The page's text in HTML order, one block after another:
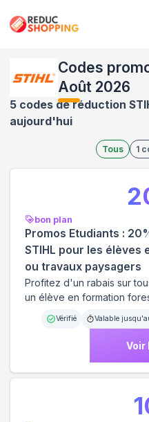
Codes
Août 2026
5 codes de réduction
aujourd'hui
Tous 1
bon plan
Promos Etudiants :
STIHL pour les
ou travaux paysagers
Profitez d'un rabais sur
un élève en formation
Vérifié Valable
Voir